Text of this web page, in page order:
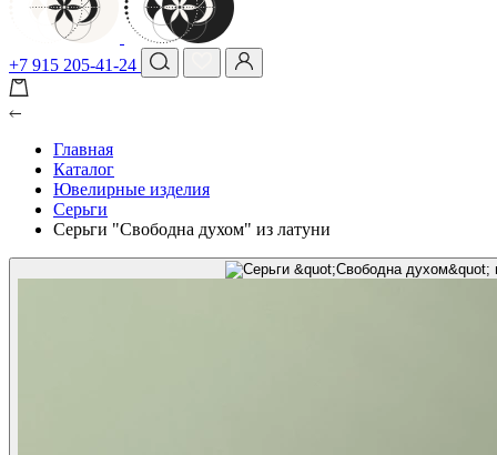
+7 915 205-41-24
Главная
Каталог
Ювелирные изделия
Серьги
Серьги "Свободна духом" из латуни